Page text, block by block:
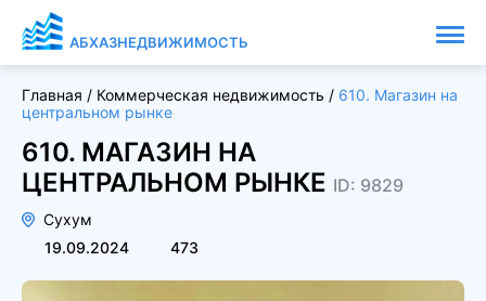
АБХАЗНЕДВИЖИМОСТЬ
Главная / Коммерческая недвижимость / 610. Магазин на
центральном рынке
610. МАГАЗИН НА
ЦЕНТРАЛЬНОМ РЫНКЕ ID: 9829
Сухум
19.09.2024
473